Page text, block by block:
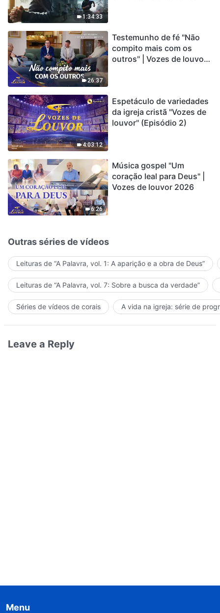
1:34:33
catástrofes ccontecem, a
humanidade está
entrando em contagem
26:37
Testemunho de fé "Não
compito mais com os
outros" | Vozes de louvor
4:03:12
Espetáculo de variedades
da igreja cristã "Vozes de
louvor" (Episódio 2)
6:26
Música gospel "Um
coração leal para Deus" |
Vozes de louvor 2026
Outras séries de vídeos
Leituras de “A Palavra, vol. 1: A aparição e a obra de Deus”
Leituras de “A Palavra, vol. 7: Sobre a busca da verdade”
Séries de vídeos de corais A vida na igreja: série de
Leave a Reply
Menu